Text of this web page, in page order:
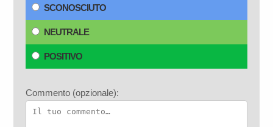
SCONOSCIUTO
NEUTRALE
POSITIVO
Commento (opzionale):